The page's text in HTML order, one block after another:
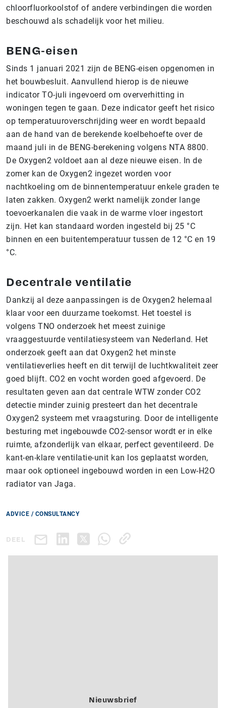
chloorfluorkoolstof of andere verbindingen die worden
beschouwd als schadelijk voor het milieu.
BENG-eisen
Sinds 1 januari 2021 zijn de BENG-eisen opgenomen in
het bouwbesluit. Aanvullend hierop is de nieuwe
indicator TO-juli ingevoerd om oververhitting in
woningen tegen te gaan. Deze indicator geeft het risico
op temperatuuroverschrijding weer en wordt bepaald
aan de hand van de berekende koelbehoefte over de
maand juli in de BENG-berekening volgens NTA 8800.
De Oxygen2 voldoet aan al deze nieuwe eisen. In de
zomer kan de Oxygen2 ingezet worden voor
nachtkoeling om de binnentemperatuur enkele graden te
laten zakken. Oxygen2 werkt namelijk zonder lange
toevoerkanalen die vaak in de warme vloer ingestort
zijn. Het kan standaard worden ingesteld bij 25 °C
binnen en een buitentemperatuur tussen de 12 °C en 19
°C.
Decentrale ventilatie
Dankzij al deze aanpassingen is de Oxygen2 helemaal
klaar voor een duurzame toekomst. Het toestel is
volgens TNO onderzoek het meest zuinige
vraaggestuurde ventilatiesysteem van Nederland. Het
onderzoek geeft aan dat Oxygen2 het minste
ventilatieverlies heeft en dit terwijl de luchtkwaliteit zeer
goed blijft. CO2 en vocht worden goed afgevoerd. De
resultaten geven aan dat centrale WTW zonder CO2
detectie minder zuinig presteert dan het decentrale
Oxygen2 systeem met vraagsturing. Door de intelligente
besturing met ingebouwde CO2-sensor wordt er in elke
ruimte, afzonderlijk van elkaar, perfect geventileerd. De
kant-en-klare ventilatie-unit kan los geplaatst worden,
maar ook optioneel ingebouwd worden in een Low-H2O
radiator van Jaga.
ADVICE / CONSULTANCY
DEEL
Nieuwsbrief